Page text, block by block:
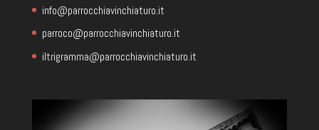
info@parrocchiavinchiaturo.it
parroco@parrocchiavinchiaturo.it
iltrigramma@parrocchiavinchiaturo.it